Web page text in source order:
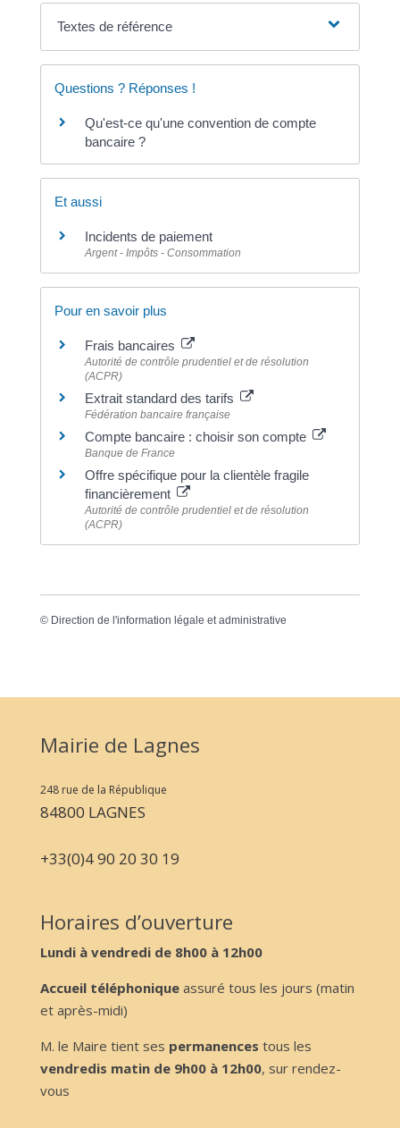
Textes de référence
Questions ? Réponses !
Qu'est-ce qu'une convention de compte
bancaire ?
Et aussi
Incidents de paiement
Argent - Impôts - Consommation
Pour en savoir plus
Frais bancaires
Autorité de contrôle prudentiel et de résolution
(ACPR)
Extrait standard des tarifs
Fédération bancaire française
Compte bancaire : choisir son compte
Banque de France
Offre spécifique pour la clientèle fragile
financièrement
Autorité de contrôle prudentiel et de résolution
(ACPR)
© Direction de l'information légale et administrative
Mairie de Lagnes
248 rue de la République
84800 LAGNES
+33(0)4 90 20 30 19
Horaires d’ouverture
Lundi à vendredi de 8h00 à 12h00
Accueil téléphoniqueassuré tous les jours (matin
et après-midi)
M. le Maire tient ses permanences tous les
vendredis matin de 9h00 à 12h00, sur rendez-
vous